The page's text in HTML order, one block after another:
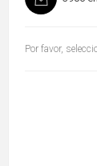
Por favor,